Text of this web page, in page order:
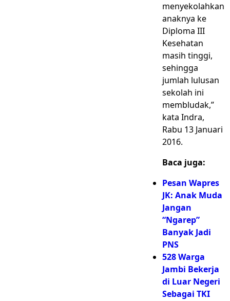
menyekolahkan
anaknya ke
Diploma III
Kesehatan
masih tinggi,
sehingga
jumlah lulusan
sekolah ini
membludak,”
kata Indra,
Rabu 13 Januari
2016.
Baca juga:
Pesan Wapres
JK: Anak Muda
Jangan
“Ngarep”
Banyak Jadi
PNS
528 Warga
Jambi Bekerja
di Luar Negeri
Sebagai TKI